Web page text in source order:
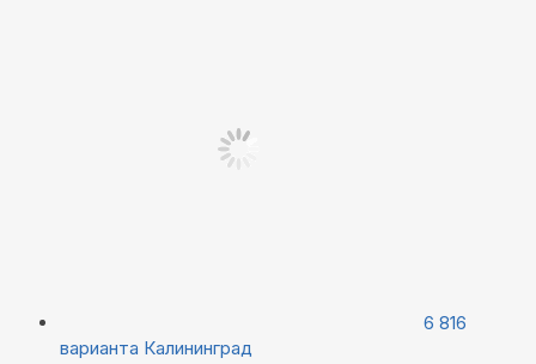
6 816
варианта Калининград